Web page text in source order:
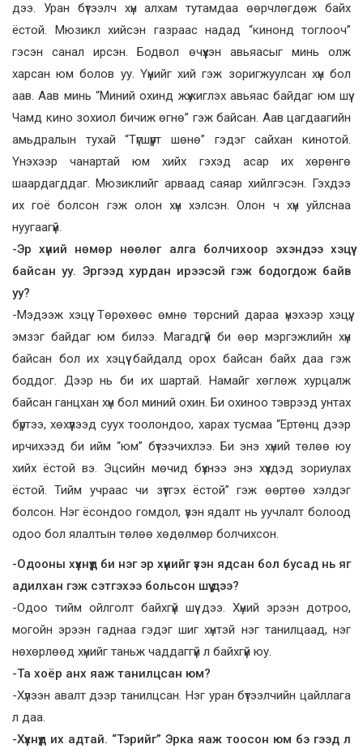
дээ. Уран бүтээлч хүн алхам тутамдаа өөрчлөгдөж байх
ёстой. Мюзикл хийсэн газраас надад “кинонд тоглооч”
гэсэн санал ирсэн. Бодвол өчүүхэн авьяасыг минь олж
харсан юм болов уу. Үүнийг хий гэж зоригжуулсан хүн бол
аав. Аав минь “Миний охинд жүжиглэх авьяас байдаг юм шүү.
Чамд кино зохиол бичиж өгнө” гэж байсан. Аав цагдаагийн
амьдралын тухай “Түгшүүрт шөнө” гэдэг сайхан кинотой.
Үнэхээр чанартай юм хийх гэхэд асар их хөрөнгө
шаардагддаг. Мюзиклийг арваад саяар хийлгэсэн. Гэхдээ
их гоё болсон гэж олон хүн хэлсэн. Олон ч хүн уйлснаа
нуугаагүй.
-Эр хүний нөмөр нөөлөг алга болчихоор эхэндээ хэцүү
байсан уу. Эргээд хурдан ирээсэй гэж бодогдож байв
уу?
-Мэдээж хэцүү. Төрөхөөс өмнө төрсний дараа үнэхээр хэцүү,
эмзэг байдаг юм билээ. Магадгүй би өөр мэргэжлийн хүн
байсан бол их хэцүү байдалд орох байсан байх даа гэж
боддог. Дээр нь би их шартай. Намайг хөглөж хурцалж
байсан ганцхан хүн бол миний охин. Би охиноо тэврээд унтах
бүртээ, хөхүүлээд суух тоолондоо, харах тусмаа “Ертөнц дээр
ирчихээд би ийм “юм” бүтээчихлээ. Би энэ хүний төлөө юу
хийх ёстой вэ. Эцсийн мөчид бүхнээ энэ хүүхдэд зориулах
ёстой. Тийм учраас чи зүтгэх ёстой” гэж өөртөө хэлдэг
болсон. Нэг ёсондоо гомдол, үзэн ядалт нь уучлалт болоод
одоо бол ялалтын төлөө хөдөлмөр болчихсон.
-Одооны хүүхнүүд би нэг эр хүнийг үзэн ядсан бол бусад нь яг
адилхан гэж сэтгэхээ больсон шүү дээ?
-Одоо тийм ойлголт байхгүй шүү дээ. Хүний эрээн дотроо,
могойн эрээн гаднаа гэдэг шиг хүнтэй нэг танилцаад, нэг
нөхөрлөөд хүнийг таньж чаддаггүй л байхгүй юу.
-Та хоёр анх яаж танилцсан юм?
-Хүлээн авалт дээр танилцсан. Нэг уран бүтээлчийн цайллага
л даа.
-Хүүхнүүд их адтай. “Тэрийг” Эрка яаж тоосон юм бэ гээд л